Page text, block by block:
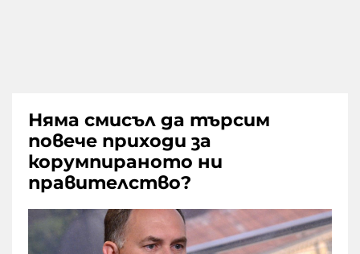
Няма смисъл да търсим
повече приходи за
корумпираното ни
правителство?